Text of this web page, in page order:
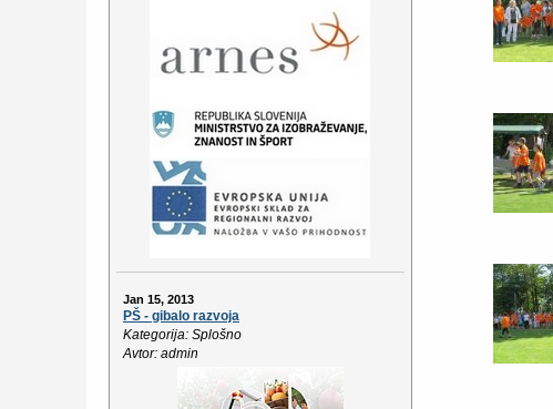
Jan 15, 2013
PŠ - gibalo razvoja
Kategorija: Splošno
Avtor: admin